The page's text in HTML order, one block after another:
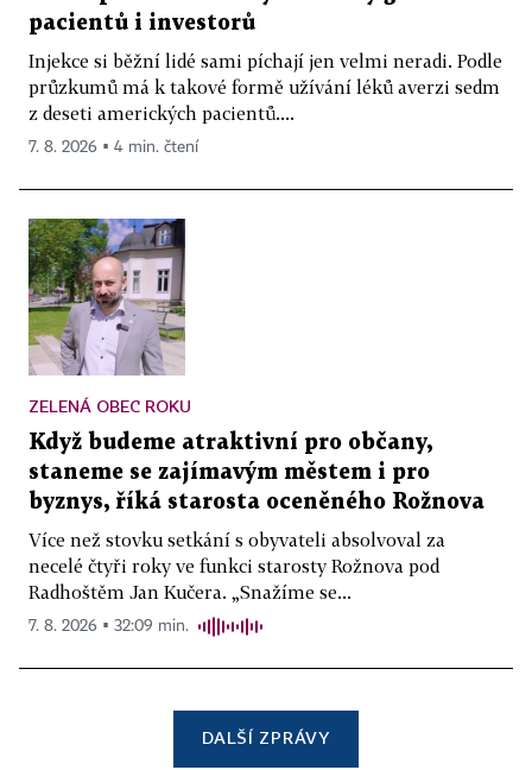
pacientů i investorů
Injekce si běžní lidé sami píchají jen velmi neradi. Podle
průzkumů má k takové formě užívání léků averzi sedm
z deseti amerických pacientů....
7. 8. 2026 ▪ 4 min. čtení
ZELENÁ OBEC ROKU
Když budeme atraktivní pro občany,
staneme se zajímavým městem i pro
byznys, říká starosta oceněného Rožnova
Více než stovku setkání s obyvateli absolvoval za
necelé čtyři roky ve funkci starosty Rožnova pod
Radhoštěm Jan Kučera. „Snažíme se...
7. 8. 2026 ▪ 32:09 min.
DALŠÍ ZPRÁVY